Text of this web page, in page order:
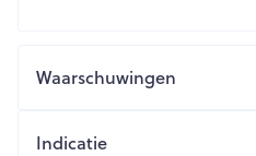
Waarschuwingen
Indicatie